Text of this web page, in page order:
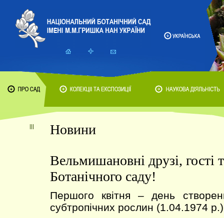
Новини
Вельмишановні друзі, гості
Ботанічного саду!
Першого квітня – день
субтропічних рослин (1.04.1974